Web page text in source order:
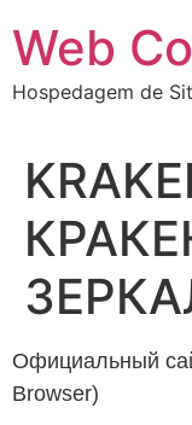
para
conteúdo
Web
Hospedagem de
Официальный
Browser)